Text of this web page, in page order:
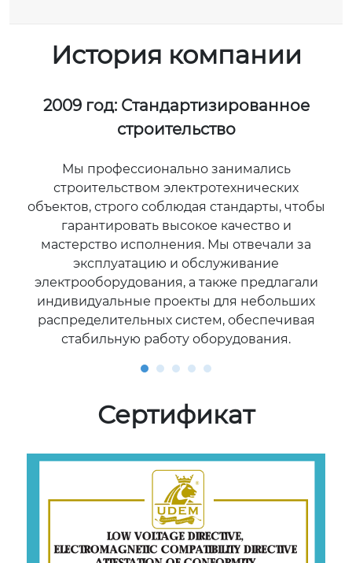
История компании
2009 год: Стандартизированное
строительство
Мы профессионально занимались
строительством электротехнических
объектов, строго соблюдая стандарты, чтобы
гарантировать высокое качество и
мастерство исполнения. Мы отвечали за
эксплуатацию и обслуживание
электрооборудования, а также предлагали
индивидуальные проекты для небольших
распределительных систем, обеспечивая
стабильную работу оборудования.
Сертификат